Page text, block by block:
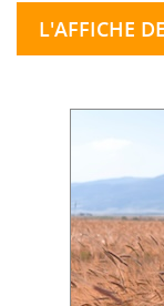
L'AFFICHE